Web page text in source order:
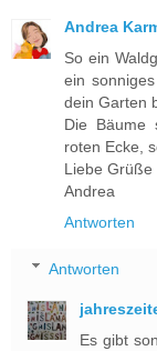
Andrea
So ein
ein
dein Garten
Die Bäume
roten Ecke,
Liebe Grüße
Andrea
Antworten
Antworten
Es gibt